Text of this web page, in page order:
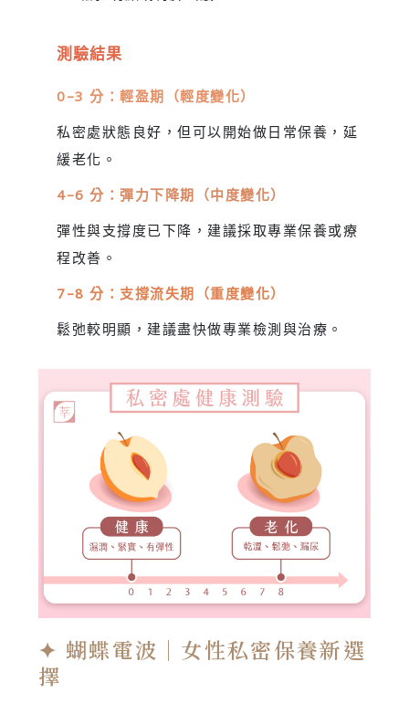
測驗結果
0–3分：輕盈期（輕度變化）
私密處狀態良好，但可以開始做日常保養，延
緩老化。
4–6 分：彈力下降期（中度變化）
彈性與支撐度已下降，建議採取專業保養或療
程改善。
7–8 分：支撐流失期（重度變化）
鬆弛較明顯，建議盡快做專業檢測與治療。
✦ 蝴蝶電波｜女性私密保養新選
擇